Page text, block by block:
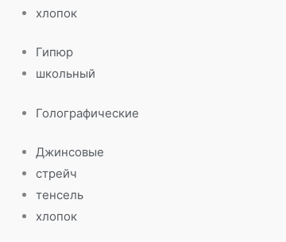
хлопок
Гипюр
школьный
Голографические
Джинсовые
стрейч
тенсель
хлопок